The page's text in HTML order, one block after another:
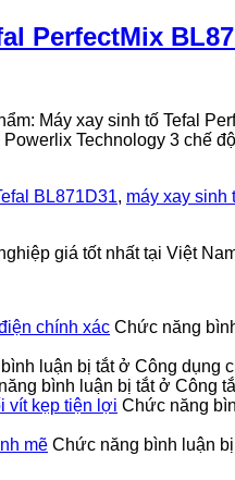
PerfectMix
Máy xay sinh tố Tefal
Technology 3 chế
BL871D31, máy xay sinh
giá tốt nhất tại Việt
chính xác Chức năng
luận bị tắtở Công dụng
bình luận bị tắtở Công
vít kẹp tiện lợi Chức năng
mẽ Chức năng bình luận